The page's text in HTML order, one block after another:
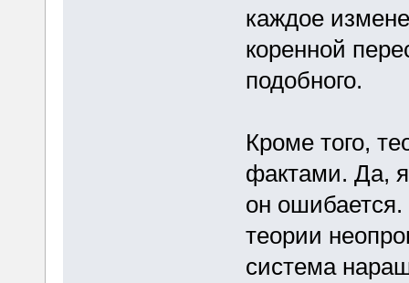
каждое
коренной
подобного.
Кроме того,
фактами. Да,
он ошибается.
теории
система